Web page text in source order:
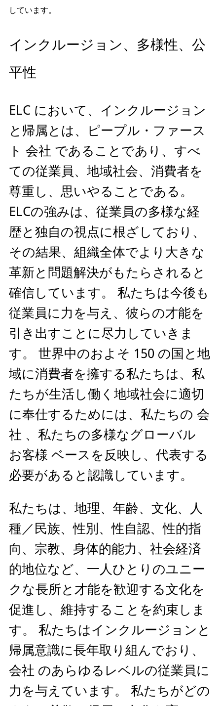
しています。
インクルージョン、多様性、公
平性
ELC において、インクルージョン
と帰属とは、ピープル・ファース
ト 会社 であることであり、すべ
ての従業員、地域社会、消費者を
尊重し、思いやることである。
ELCの強みは、従業員の多様な経
歴と独自の視点に根ざしており、
その結果、組織全体でより大きな
革新と問題解決がもたらされると
確信しています。 私たちは今後も
従業員に力を与え、彼らの才能を
引き出すことに尽力していきま
す。 世界中のおよそ 150 の国と地
域に消費者を擁する私たちは、私
たちが生活し働く地域社会に適切
に奉仕するためには、私たちの 会
社 、私たちの多様なグローバル
お客様 ベースを反映し、代表する
必要があると認識しています。
私たちは、地理、年齢、文化、人
種／民族、性別、性自認、性的指
向、宗教、身体的能力、社会経済
的地位など、一人ひとりのユニー
クな長所と才能を歓迎する文化を
促進し、維持することを約束しま
す。 私たちはインクルージョンと
帰属意識に長年取り組んでおり、
会社 のあらゆるレベルの従業員に
力を与えています。 私たちがどの